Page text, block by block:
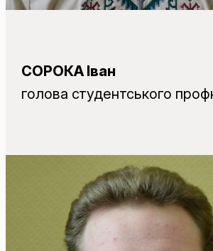
СОРОКА Іван
голова студентського